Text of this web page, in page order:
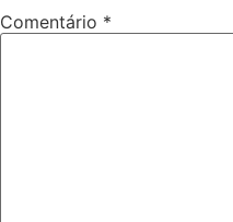
Comentário *